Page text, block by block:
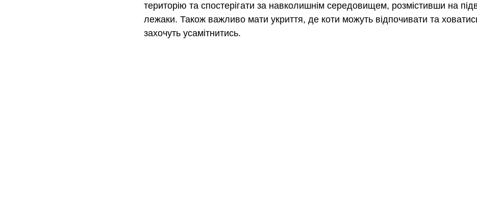
територію та спостерігати за навколишнім середовищем, розмістивши на
лежаки. Також важливо мати укриття, де коти можуть відпочивати та
захочуть усамітнитись.